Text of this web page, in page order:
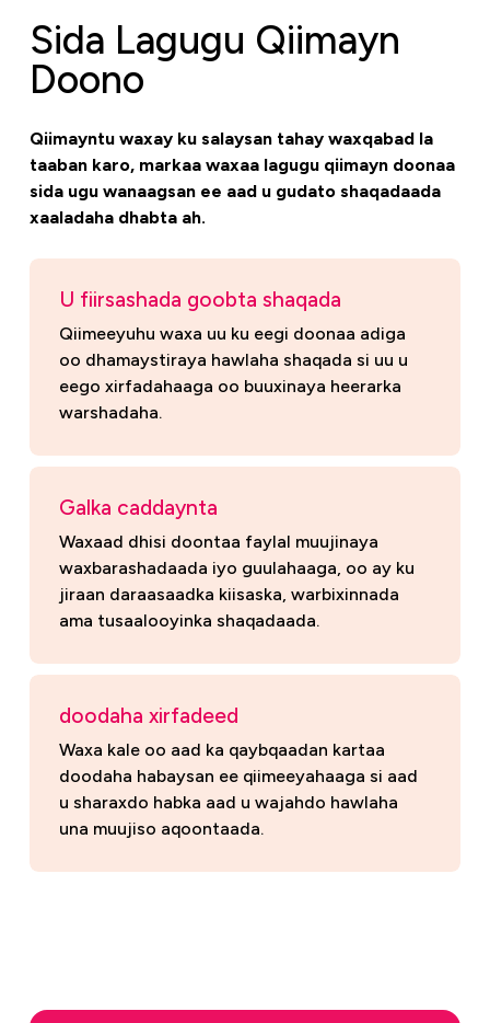
Sida Lagugu Qiimayn
Doono
Qiimayntu waxay ku salaysan tahay waxqabad la
taaban karo, markaa waxaa lagugu qiimayn doonaa
sida ugu wanaagsan ee aad u gudato shaqadaada
xaaladaha dhabta ah.
U fiirsashada goobta shaqada
Qiimeeyuhu waxa uu ku eegi doonaa adiga
oo dhamaystiraya hawlaha shaqada si uu u
eego xirfadahaaga oo buuxinaya heerarka
warshadaha.
Galka caddaynta
Waxaad dhisi doontaa faylal muujinaya
waxbarashadaada iyo guulahaaga, oo ay ku
jiraan daraasaadka kiisaska, warbixinnada
ama tusaalooyinka shaqadaada.
doodaha xirfadeed
Waxa kale oo aad ka qaybqaadan kartaa
doodaha habaysan ee qiimeeyahaaga si aad
u sharaxdo habka aad u wajahdo hawlaha
una muujiso aqoontaada.